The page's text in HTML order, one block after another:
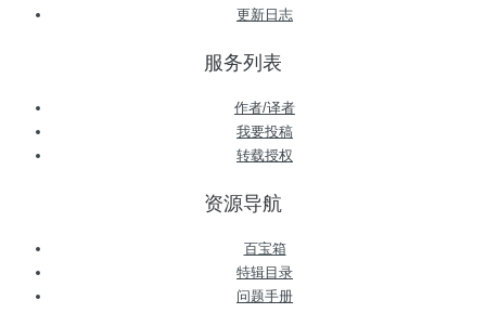
更新日志
服务列表
作者/译者
我要投稿
转载授权
资源导航
百宝箱
特辑目录
问题手册